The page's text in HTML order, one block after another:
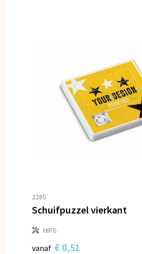
2285
Schuifpuzzel vierkant
HIPS
vanaf € 0,51